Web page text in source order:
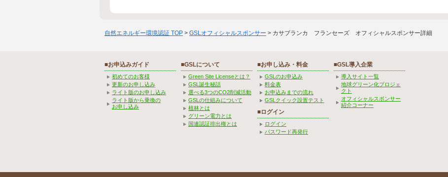
自然エネルギー環境認証 TOP > GSLオフィシャルスポンサー > カサブランカ フランセーズ オフィシャルスポンサー詳細
■お申込みガイド
初めてのお客様
更新のお申し込み
ライト版のお申し込み
ライト版から乗換の
お申し込み
■GSLについて
Green Site Licenseとは？
GSL誕生秘話
選べる3つのCO2削減活動
GSLの仕組みについて
植林とは
グリーン電力とは
国連認証排出権とは
■お申し込み・料金
GSLのお申込み
料金表
お申込みまでの流れ
GSLクイック設置テスト
■ログイン
ログイン
パスワード再発行
■GSL導入企業
導入サイト一覧
地球グリーン化プロジェ
クト
オフィシャルスポンサー
紹介コーナー